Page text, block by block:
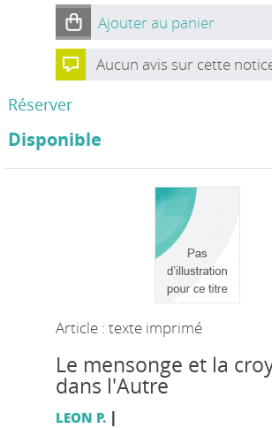
Ajouter au panier
Aucun avis sur cette
Réserver
Disponible
Article : texte imprimé
Le mensonge et la
dans l'Autre
LEON P. |